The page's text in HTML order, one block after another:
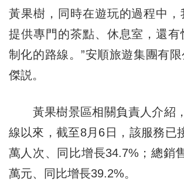
黃果樹，同時在遊玩的過程中，
提供專門的茶點、休息室，還有
制化的路線。”安順旅遊集團有
傑説。
黃果樹景區相關負責人介紹
線以來，截至8月6日，該服務已
萬人次、同比增長34.7%；總銷
萬元、同比增長39.2%。